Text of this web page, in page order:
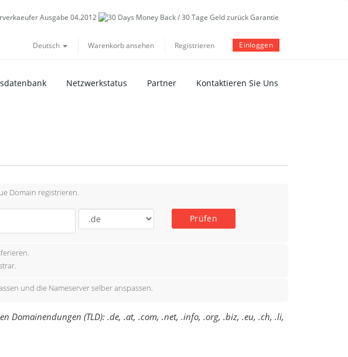
Deutsch Warenkorb ansehen Registrieren Einloggen
Netzwerkstatus Partner Kontaktieren Sie Uns
Domain registrieren.
Prüfen
und die Nameserver selber anspassen.
Domainendungen (TLD): .de, .at, .com, .net, .info, .org, .biz, .eu, .ch, .li,